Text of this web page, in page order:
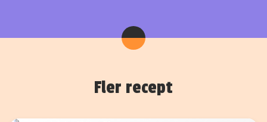
Fler recept